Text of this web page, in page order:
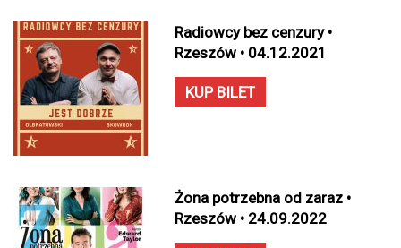
Radiowcy bez cenzury •
Rzeszów • 04.12.2021
KUP BILET
Żona potrzebna od zaraz •
Rzeszów • 24.09.2022